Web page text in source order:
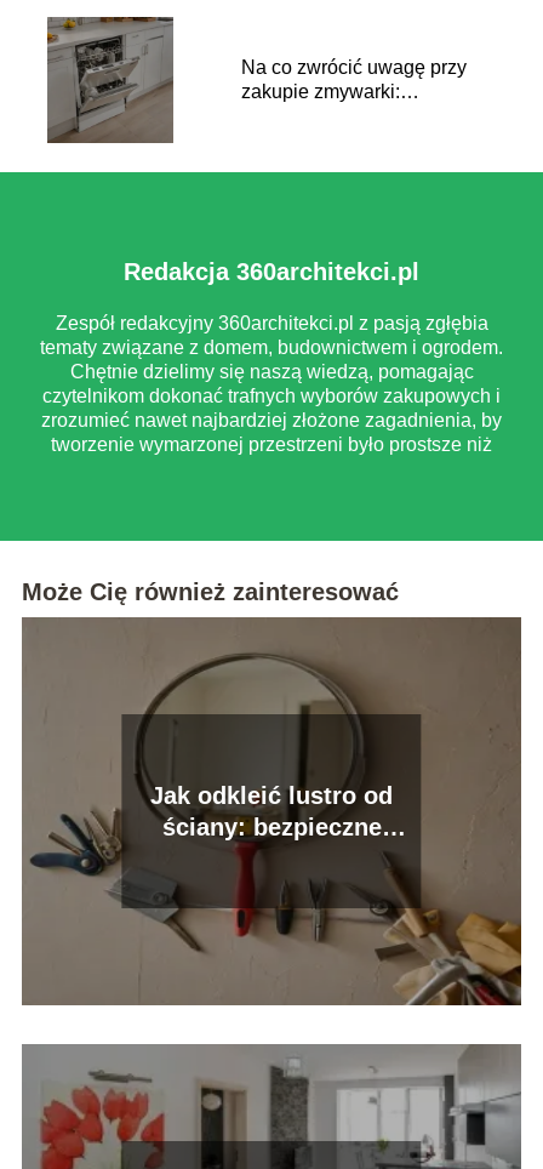
Na co zwrócić uwagę przy
zakupie zmywarki:
Redakcja 360architekci.pl
Zespół redakcyjny 360architekci.pl z pasją zgłębia
tematy związane z domem, budownictwem i ogrodem.
Chętnie dzielimy się naszą wiedzą, pomagając
czytelnikom dokonać trafnych wyborów zakupowych i
zrozumieć nawet najbardziej złożone zagadnienia, by
tworzenie wymarzonej przestrzeni było prostsze niż
Może Cię również zainteresować
Jak odkleić lustro od
ściany: bezpieczne
metody